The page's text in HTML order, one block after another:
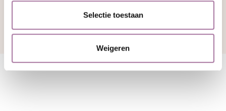
Selectie toestaan
Weigeren